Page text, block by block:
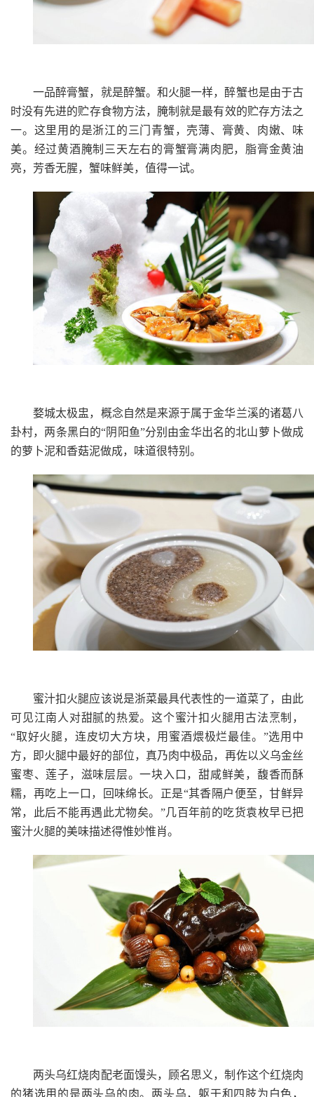
一品醉膏蟹，就是醉蟹。和火腿一样，醉蟹也是由于古
时没有先进的贮存食物方法，腌制就是最有效的贮存方法之
一。这里用的是浙江的三门青蟹，壳薄、膏黄、肉嫩、味
美。经过黄酒腌制三天左右的膏蟹膏满肉肥，脂膏金黄油
亮，芳香无腥，蟹味鲜美，值得一试。
婺城太极盅，概念自然是来源于属于金华兰溪的诸葛八
卦村，两条黑白的“阴阳鱼”分别由金华出名的北山萝卜做成
的萝卜泥和香菇泥做成，味道很特别。
蜜汁扣火腿应该说是浙菜最具代表性的一道菜了，由此
可见江南人对甜腻的热爱。这个蜜汁扣火腿用古法烹制，
“取好火腿，连皮切大方块，用蜜酒煨极烂最佳。”选用中
方，即火腿中最好的部位，真乃肉中极品，再佐以义乌金丝
蜜枣、莲子，滋味层层。一块入口，甜咸鲜美，馥香而酥
糯，再吃上一口，回味绵长。正是“其香隔户便至，甘鲜异
常，此后不能再遇此尤物矣。”几百年前的吃货袁枚早已把
蜜汁火腿的美味描述得惟妙惟肖。
两头乌红烧肉配老面馒头，顾名思义，制作这个红烧肉
的猪选用的是两头乌的肉。两头乌，躯干和四肢为白色，